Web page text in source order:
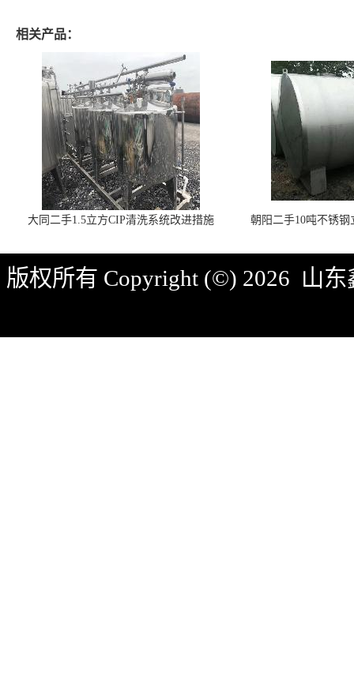
相关产品：
大同二手1.5立方CIP清洗系统改进措施 朝阳二手10吨不锈
版权所有 Copyright (©) 2026 山